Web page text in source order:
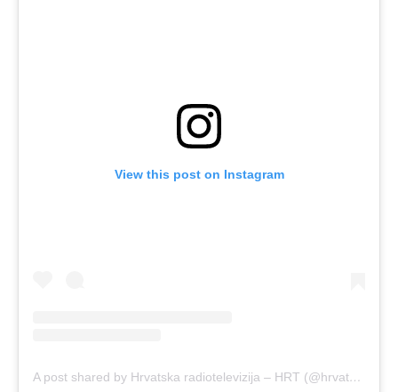
View this post on Instagram
A post shared by Hrvatska radiotelevizija – HRT (@hrvatska_radiotelevizija)